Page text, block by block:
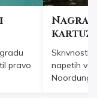
pravo
Skrivnosti
napetih
Noordung